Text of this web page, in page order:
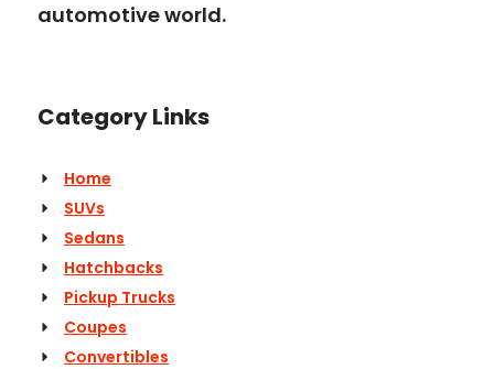
automotive world.
Category Links
Home
SUVs
Sedans
Hatchbacks
Pickup Trucks
Coupes
Convertibles